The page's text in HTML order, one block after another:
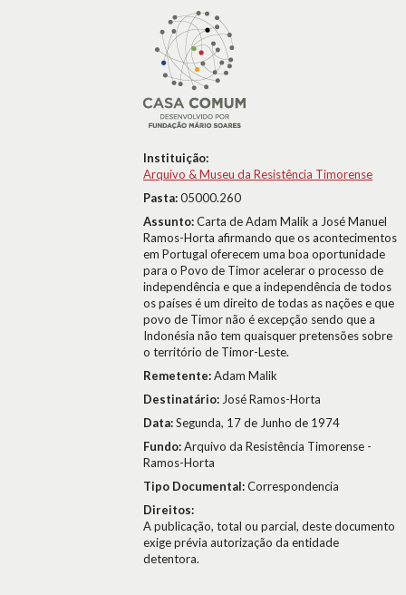
Instituição:
Arquivo & Museu da Resistência Timorense
Pasta:05000.260
Assunto:Carta de Adam Malik a José Manuel
Ramos-Horta afirmando que os acontecimentos
em Portugal oferecem uma boa oportunidade
para o Povo de Timor acelerar o processo de
independência e que a independência de todos
os países é um direito de todas as nações e que
povo de Timor não é excepção sendo que a
Indonésia não tem quaisquer pretensões sobre
o território de Timor-Leste.
Remetente:Adam Malik
Destinatário: José Ramos-Horta
Data:Segunda, 17 de Junho de 1974
Fundo:Arquivo da Resistência Timorense -
Ramos-Horta
Tipo Documental:Correspondencia
Direitos:
A publicação, total ou parcial, deste documento
exige prévia autorização da entidade
detentora.